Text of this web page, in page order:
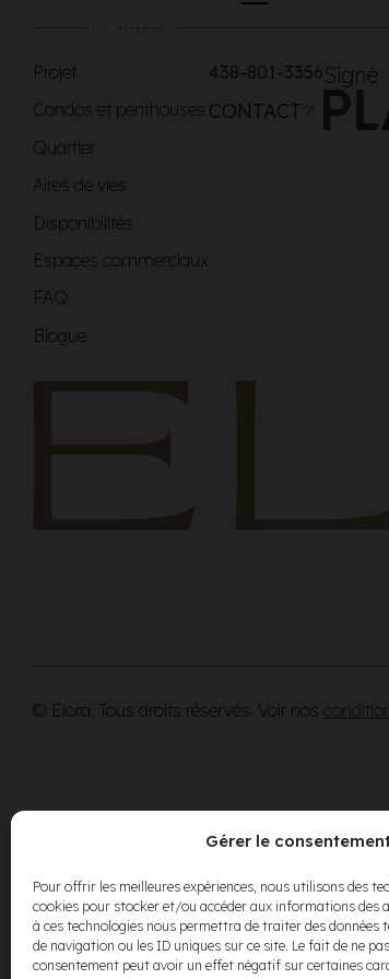
Gérer le
Pour offrir les meilleures expériences, nous utilisons des
cookies pour stocker et/ou accéder aux informations des
à ces technologies nous permettra de traiter des données
de navigation ou les ID uniques sur ce site. Le fait de ne
consentement peut avoir un effet négatif sur certaines
MENU
Projet
Condos et penthouses
Quartier
Aires de vies
Disponibilités
Espaces commerciaux
FAQ
Blogue
438-801-3356
CONTACT
Signé
© Elora. Tous droits réservés. Voir nos